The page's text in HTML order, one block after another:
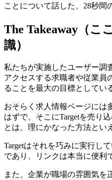
ことについて話した、28秒間
The Takeaway（こ
識）
私たちが実施したユーザー調
アクセスする求職者や従業員
ることを最大の目標としてい
おそらく求人情報ページには
はずで、そこにTargetを売り
とは、理にかなった方法とい
Targetはそれを巧みに実行し
であり、リンクは本当に便利
また、企業が職場の雰囲気を